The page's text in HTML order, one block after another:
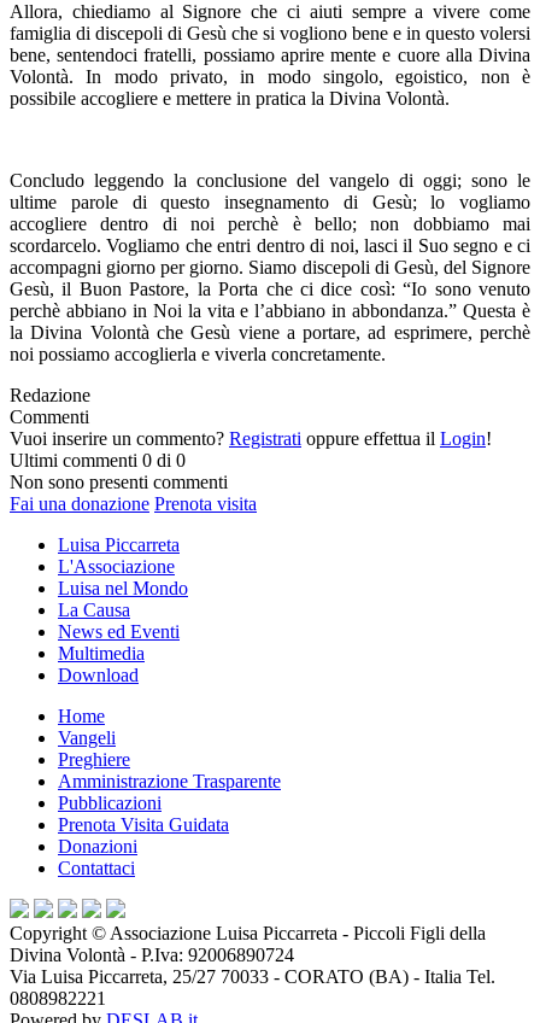
Allora, chiediamo al Signore che ci aiuti sempre a vivere come
famiglia di discepoli di Gesù che si vogliono bene e in questo volersi
bene, sentendoci fratelli, possiamo aprire mente e cuore alla Divina
Volontà. In modo privato, in modo singolo, egoistico, non è
possibile accogliere e mettere in pratica la Divina Volontà.
Concludo leggendo la conclusione del vangelo di oggi; sono le
ultime parole di questo insegnamento di Gesù; lo vogliamo
accogliere dentro di noi perchè è bello; non dobbiamo mai
scordarcelo. Vogliamo che entri dentro di noi, lasci il Suo segno e ci
accompagni giorno per giorno. Siamo discepoli di Gesù, del Signore
Gesù, il Buon Pastore, la Porta che ci dice così: “Io sono venuto
perchè abbiano in Noi la vita e l’abbiano in abbondanza.” Questa è
la Divina Volontà che Gesù viene a portare, ad esprimere, perchè
noi possiamo accoglierla e viverla concretamente.
Redazione
Commenti
Vuoi inserire un commento? Registrati oppure effettua il Login!
Ultimi commenti 0 di 0
Non sono presenti commenti
Fai una donazione Prenota visita
Luisa Piccarreta
L'Associazione
Luisa nel Mondo
La Causa
News ed Eventi
Multimedia
Download
Home
Vangeli
Preghiere
Amministrazione Trasparente
Pubblicazioni
Prenota Visita Guidata
Donazioni
Contattaci
Copyright © Associazione Luisa Piccarreta - Piccoli Figli della
Divina Volontà - P.Iva: 92006890724
Via Luisa Piccarreta, 25/27 70033 - CORATO (BA) - Italia Tel.
0808982221